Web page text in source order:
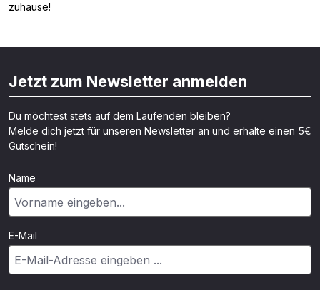
zuhause!
Jetzt zum Newsletter anmelden
Du möchtest stets auf dem Laufenden bleiben?
Melde dich jetzt für unseren Newsletter an und erhalte einen 5€
Gutschein!
Name
E-Mail